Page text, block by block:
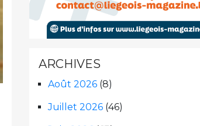
ARCHIVES
Août 2026 (8)
Juillet 2026 (46)